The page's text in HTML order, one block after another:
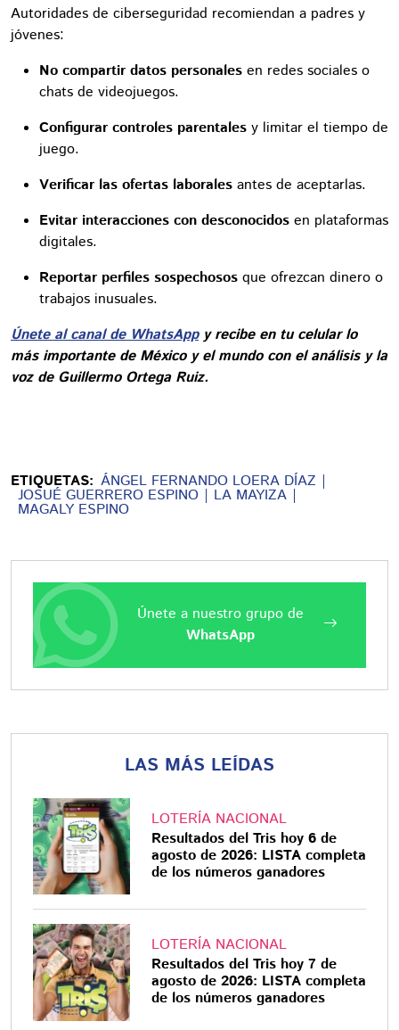
Autoridades de ciberseguridad recomiendan a padres y
jóvenes:
No compartir datos personales en redes sociales o
chats de videojuegos.
Configurar controles parentales y limitar el tiempo de
juego.
Verificar las ofertas laborales antes de aceptarlas.
Evitar interacciones con desconocidos en plataformas
digitales.
Reportar perfiles sospechosos que ofrezcan dinero o
trabajos inusuales.
Únete al canal de WhatsAppy recibe en tu celular lo
más importante de México y el mundo con el análisis y la
voz de Guillermo Ortega Ruiz.
ETIQUETAS: ÁNGEL FERNANDO LOERA DÍAZ
JOSUÉ GUERRERO ESPINO LA MAYIZA
MAGALY ESPINO
Únete a nuestro grupo de
WhatsApp
LAS MÁS LEÍDAS
LOTERÍA NACIONAL
Resultados del Tris hoy 6 de
agosto de 2026: LISTA completa
de los números ganadores
LOTERÍA NACIONAL
Resultados del Tris hoy 7 de
agosto de 2026: LISTA completa
de los números ganadores